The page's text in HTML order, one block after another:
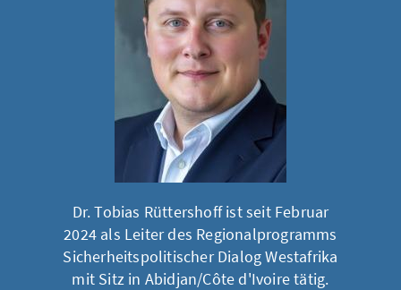
Dr. Tobias Rüttershoff ist seit Februar
2024 als Leiter des Regionalprogramms
Sicherheitspolitischer Dialog Westafrika
mit Sitz in Abidjan/Côte d'Ivoire tätig.